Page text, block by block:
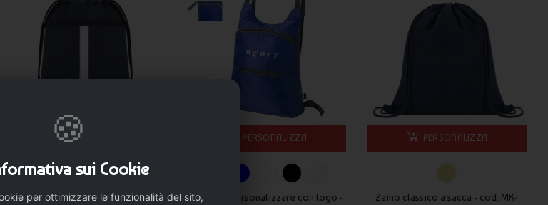
lunga durata.
desiderata.
e ad alta visibilità, ideale per
PERSONALIZZA
Zaino riflettente in poliestere - cod.
PERSONALIZZA
Zaino da personalizzare con logo -
PERSONALIZZA
Zaino classico a sacca - cod. MK-
🍪
sui Cookie
per ottimizzare le funzionalità del sito,